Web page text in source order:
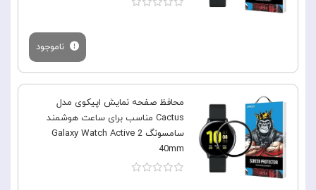
ناموجود
محافظ صفحه نمایش اپیکوی مدل
Cactus مناسب برای ساعت هوشمند
سامسونگ Galaxy Watch Active 2
40mm